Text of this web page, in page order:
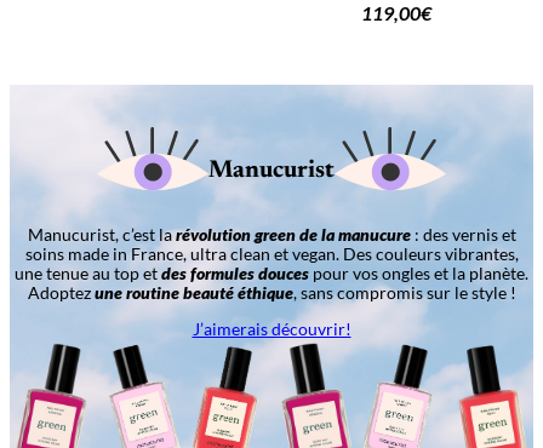
119,00€
Manucurist
Manucurist, c’est larévolution green de la manucure: des vernis et
soins made in France, ultra clean et vegan. Des couleurs vibrantes,
une tenue au top etdes formules douces pour vos ongles et la planète.
Adoptezune routine beauté éthique, sans compromis sur le style !
J’aimerais découvrir!